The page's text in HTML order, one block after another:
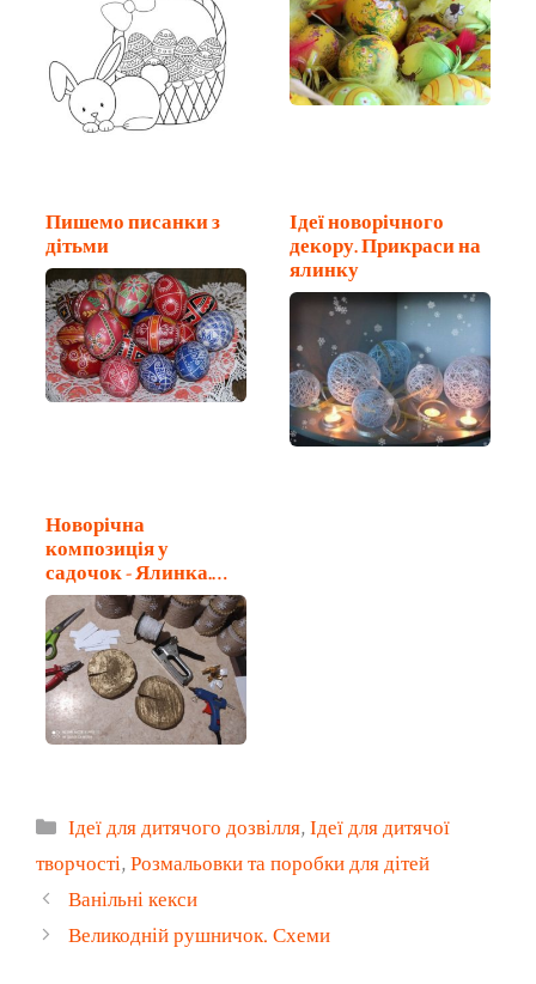
Пишемо писанки з
дітьми
Ідеї новорічного
декору. Прикраси на
ялинку
Новорічна
композиція у
садочок - Ялинка.
Поробки з дітьми
Категорії
Ідеї для дитячого дозвілля,Ідеї для дитячої
творчості,Розмальовки та поробки для дітей
Ванільні кекси
Великодній рушничок. Схеми